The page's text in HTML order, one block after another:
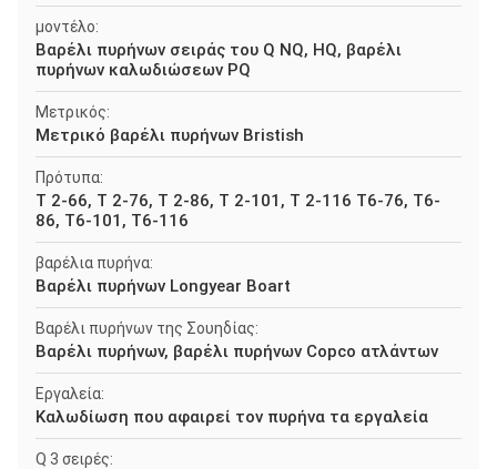
μοντέλο:
Βαρέλι πυρήνων σειράς του Q NQ, HQ, βαρέλι
πυρήνων καλωδιώσεων PQ
Μετρικός:
Μετρικό βαρέλι πυρήνων Bristish
Πρότυπα:
Τ 2-66, Τ 2-76, Τ 2-86, Τ 2-101, Τ 2-116 T6-76, T6-
86, T6-101, T6-116
βαρέλια πυρήνα:
Βαρέλι πυρήνων Longyear Boart
Βαρέλι πυρήνων της Σουηδίας:
Βαρέλι πυρήνων, βαρέλι πυρήνων Copco ατλάντων
Εργαλεία:
Καλωδίωση που αφαιρεί τον πυρήνα τα εργαλεία
Q 3 σειρές: